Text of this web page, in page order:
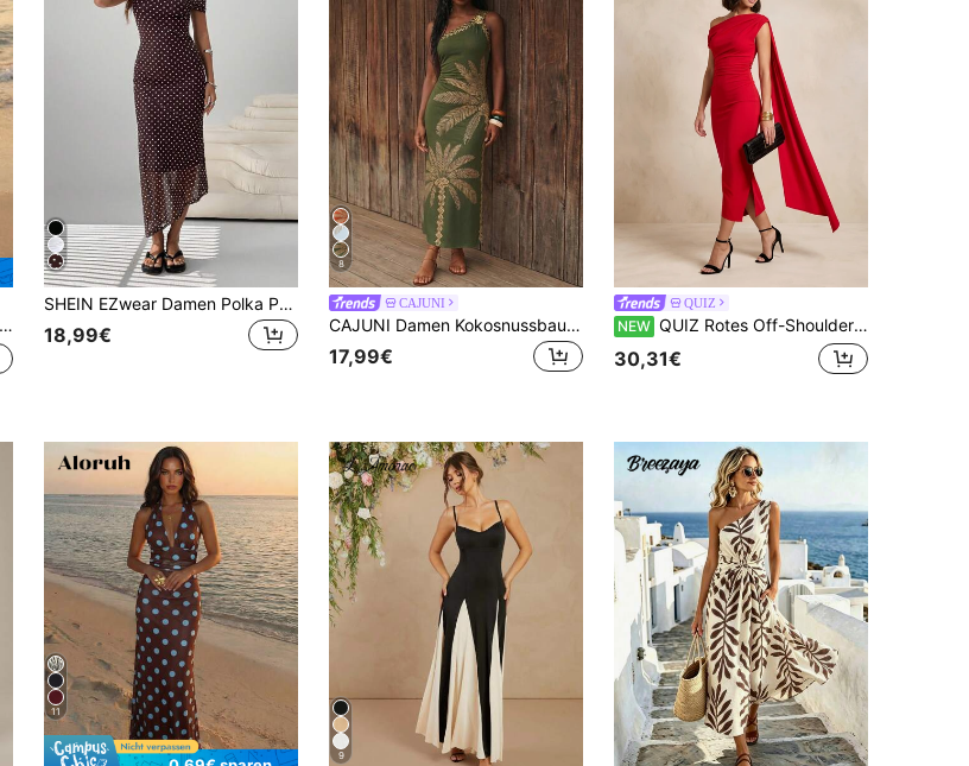
SHEIN EZwear Damen Polka Punkt Muster asymmetrisches Neckholder ärmelloses Kleid
18,99€
8
CAJUNI
CAJUNI Damen Kokosnussbaum-Muster Ein-Schulter-Metall-Blumendekor Lässig Party Langkleid
17,99€
QUIZ
NEW QUIZ Rotes Off-Shoulder Midaxi-Kleid mit geraffter Taille, plissierten Schultern und drapiertem Schal-Detail, figurbetontes elegantes langes Kleid für Damen, Hochzeitsgastkleid, Partykleid, formelles Eventkleid, Wochenendkleid, rotes Kleid, Kleider für Frauen
30,31€
11
9